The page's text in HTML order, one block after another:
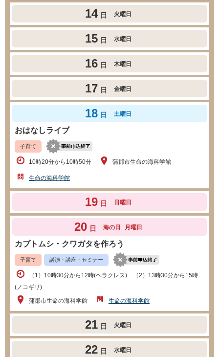
14 日 火曜日
15 日 水曜日
16 日 木曜日
17 日 金曜日
18 日 土曜日
おはなしライブ
子育て
10時20分から10時50分 蒲郡市生命の海科学館
生命の海科学館
19 日 日曜日
20 日 海の日 月曜日
カブトムシ・クワガタを作ろう
子育て 講演・講座・セミナー
（1）10時30分から12時(ヘラクレス) （2）13時30分から15時
(ノコギリ)
蒲郡市生命の海科学館
生命の海科学館
21 日 火曜日
22 日 水曜日